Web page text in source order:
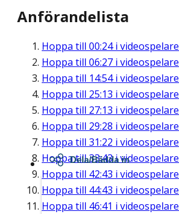
Anförandelista
Hoppa till 00:24i
Hoppa till 06:27 i
Hoppa till 14:54i
Hoppa till 25:13 i
Hoppa till 27:13 i
Hoppa till 29:28 i
Hoppa till 31:22 i
Hoppa till33:43i
Hoppa till 42:43 i
Hoppa till 44:43 i
Hoppa till 46:41 i
Dela/Bädda in